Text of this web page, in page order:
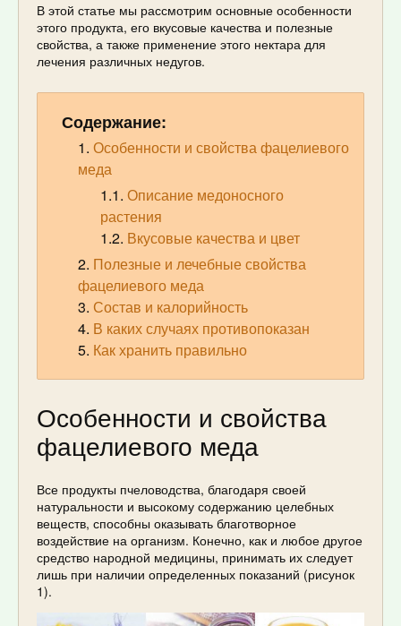
В этой статье мы рассмотрим основные особенности
этого продукта, его вкусовые качества и полезные
свойства, а также применение этого нектара для
лечения различных недугов.
Содержание:
Особенности и свойства фацелиевого
меда
Описание медоносного
растения
Вкусовые качества и цвет
Полезные и лечебные свойства
фацелиевого меда
Состав и калорийность
В каких случаях противопоказан
Как хранить правильно
Особенности и свойства
фацелиевого меда
Все продукты пчеловодства, благодаря своей
натуральности и высокому содержанию целебных
веществ, способны оказывать благотворное
воздействие на организм. Конечно, как и любое другое
средство народной медицины, принимать их следует
лишь при наличии определенных показаний (рисунок
1).